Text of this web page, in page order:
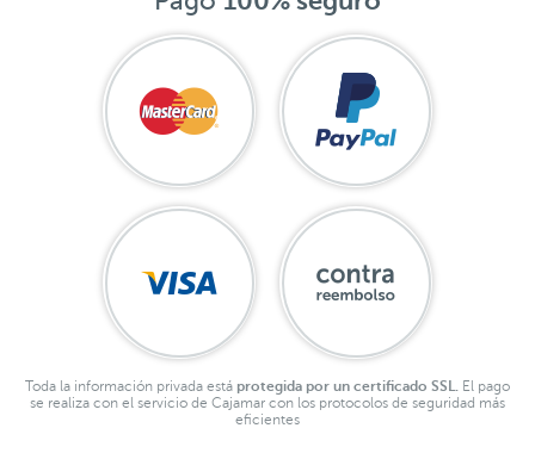
Toda la información privada está protegida por un certificado SSL. El pago
se realiza con el servicio de Cajamar con los protocolos de seguridad más
eficientes